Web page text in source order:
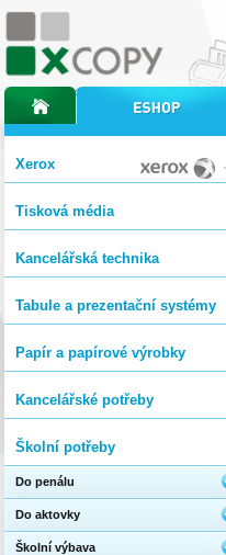
Xerox
Tisková média
Kancelářská technika
Tabule a prezentační systémy
Papír a papírové výrobky
Kancelářské potřeby
Školní potřeby
Do penálu
Do aktovky
Školní výbava
úvodní stránka xcopyinternetový obchod xcopy